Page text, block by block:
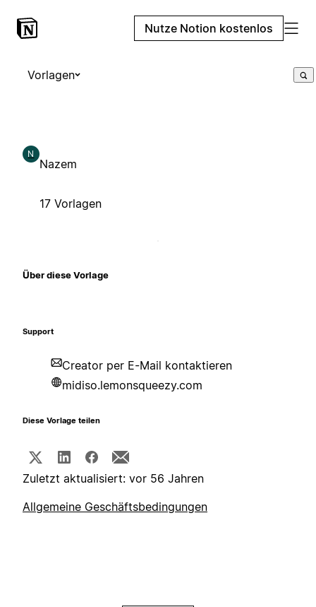
Nutze Notion kostenlos
Vorlagen
N
Nazem
17 Vorlagen
Über diese Vorlage
Support
Creator per E-Mail kontaktieren
midiso.lemonsqueezy.com
Diese Vorlage teilen
Zuletzt aktualisiert: vor 56 Jahren
Allgemeine Geschäftsbedingungen